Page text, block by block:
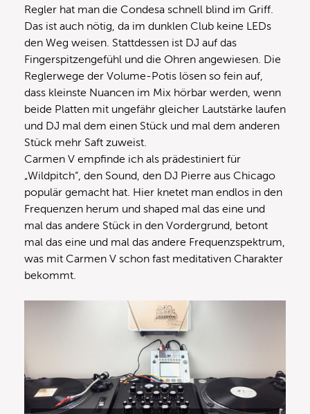
Regler hat man die Condesa schnell blind im Griff.
Das ist auch nötig, da im dunklen Club keine LEDs
den Weg weisen. Stattdessen ist DJ auf das
Fingerspitzengefühl und die Ohren angewiesen. Die
Reglerwege der Volume-Potis lösen so fein auf,
dass kleinste Nuancen im Mix hörbar werden, wenn
beide Platten mit ungefähr gleicher Lautstärke laufen
und DJ mal dem einen Stück und mal dem anderen
Stück mehr Saft zuweist.
Carmen V empfinde ich als prädestiniert für
„Wildpitch“, den Sound, den DJ Pierre aus Chicago
populär gemacht hat. Hier knetet man endlos in den
Frequenzen herum und shaped mal das eine und
mal das andere Stück in den Vordergrund, betont
mal das eine und mal das andere Frequenzspektrum,
was mit Carmen V schon fast meditativen Charakter
bekommt.